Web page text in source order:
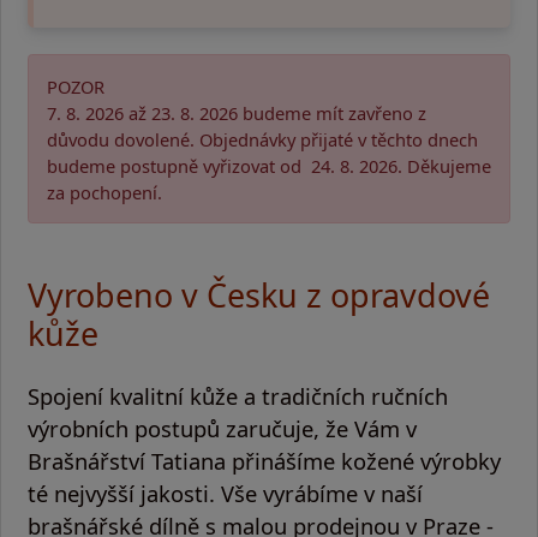
POZOR
7. 8. 2026 až 23. 8. 2026 budeme mít zavřeno z
důvodu dovolené. Objednávky přijaté v těchto dnech
budeme postupně vyřizovat od 24. 8. 2026. Děkujeme
za pochopení.
Vyrobeno v Česku z opravdové
kůže
Spojení kvalitní kůže a tradičních ručních
výrobních postupů zaručuje, že Vám v
Brašnářství Tatiana přinášíme kožené výrobky
té nejvyšší jakosti. Vše vyrábíme v naší
brašnářské dílně s malou prodejnou v Praze -